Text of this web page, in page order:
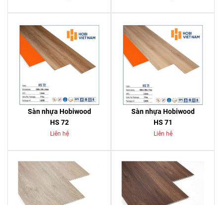
Sàn nhựa Hobiwood
HS 72
Liên hệ
Sàn nhựa Hobiwood
HS 71
Liên hệ